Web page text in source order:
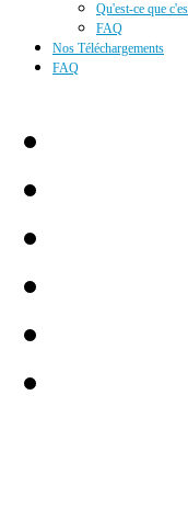
Qu'est-ce que
FAQ
Nos Téléchargements
FAQ